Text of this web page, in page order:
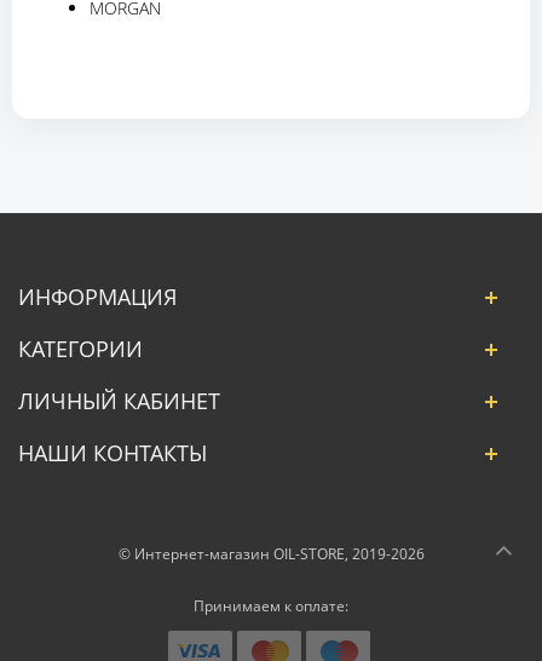
MORGAN
ИНФОРМАЦИЯ
КАТЕГОРИИ
ЛИЧНЫЙ КАБИНЕТ
НАШИ КОНТАКТЫ
© Интернет-магазин OIL-STORE, 2019-2026
Принимаем к оплате: